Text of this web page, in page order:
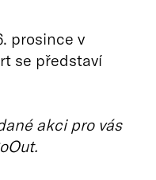
prosince v
se představí
akci pro vás